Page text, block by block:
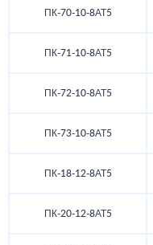
ПК-70-10-8АТ5
ПК-71-10-8АТ5
ПК-72-10-8АТ5
ПК-73-10-8АТ5
ПК-18-12-8АТ5
ПК-20-12-8АТ5